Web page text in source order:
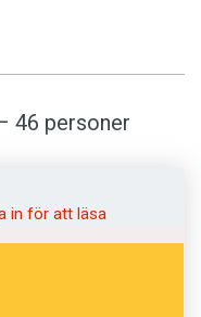
46 personer
in för att läsa